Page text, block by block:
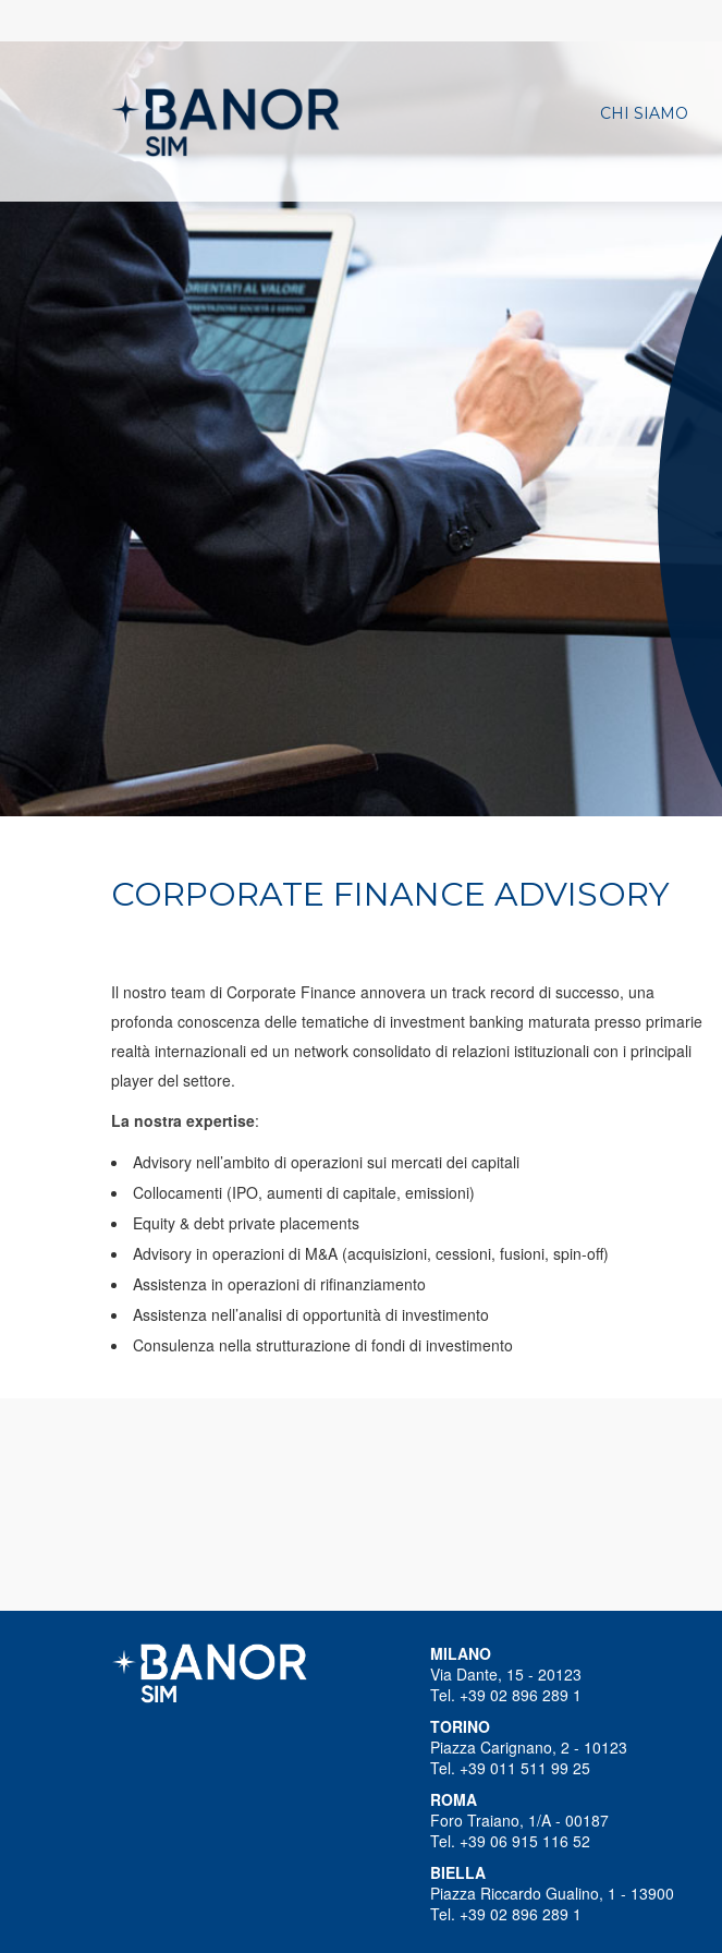
CHI SIAMO
CORPORATE FINANCE ADVISORY
Il nostro team di Corporate Finance annovera un track record di successo, una
profonda conoscenza delle tematiche di investment banking maturata presso primarie
realtà internazionali ed un network consolidato di relazioni istituzionali con i principali
player del settore.
La nostra expertise:
Advisory nell’ambito di operazioni sui mercati dei capitali
Collocamenti (IPO, aumenti di capitale, emissioni)
Equity & debt private placements
Advisory in operazioni di M&A (acquisizioni, cessioni, fusioni, spin-off)
Assistenza in operazioni di rifinanziamento
Assistenza nell’analisi di opportunità di investimento
Consulenza nella strutturazione di fondi di investimento
MILANO
Via Dante, 15 - 20123
Tel. +39 02 896 289 1
TORINO
Piazza Carignano, 2 - 10123
Tel. +39 011 511 99 25
ROMA
Foro Traiano, 1/A - 00187
Tel. +39 06 915 116 52
BIELLA
Piazza Riccardo Gualino, 1 - 13900
Tel. +39 02 896 289 1